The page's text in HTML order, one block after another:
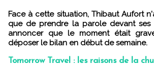
Face à cette situation, Thibaut Aufort
que de prendre la parole devant ses
annoncer que le moment était
déposer le bilan en début de semaine.
Tomorrow Travel : les raisons de la